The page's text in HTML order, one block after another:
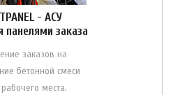
- АСУ
панелями заказа
заказов на
бетонной смеси
места.